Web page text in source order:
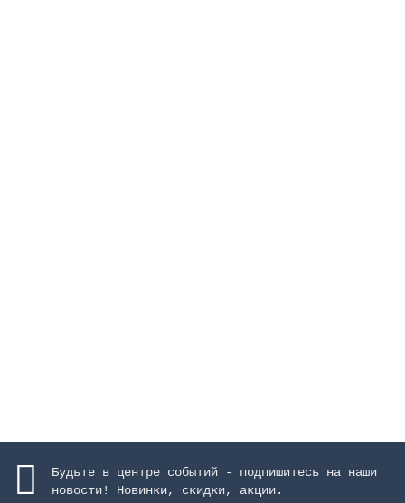
Будьте в центре событий - подпишитесь на наши
новости! Новинки, скидки, акции.